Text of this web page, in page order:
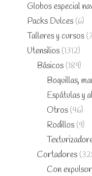
Globos especial
Packs Dulces (6)
Talleres y cursos
Utensilios (1312)
Básicos (189)
Boquillas,
Espátulas y
Otros (46)
Rodillos (9)
Cortadores
Con expulsor